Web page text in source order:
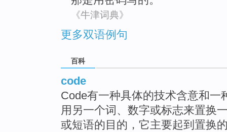
《牛津词典》
更多双语例句
百科
code
Code有一种具体的技术含意和
用另一个词、数字或标志来置换
或短语的目的，它主要起到置换